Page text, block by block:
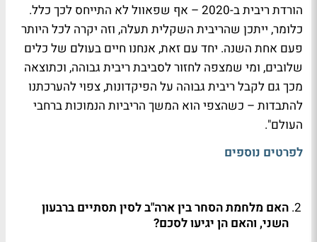
הורדת ריבית ב-2020 – אף שפאוול לא התייחס לכך כלל.
כלומר, ייתכן שהריבית השקלית תעלה, וזה יקרה לכל היותר
פעם אחת השנה. יחד עם זאת, אנחנו חיים בעולם של כלים
שלובים, ומי שמצפה לחזור לסביבת ריבית גבוהה, וכתוצאה
מכך גם לקבל ריבית גבוהה על הפיקדונות, צפוי להערכתנו
להתבדות – כשהצפי הוא המשך הריביות הנמוכות ברחבי
העולם".
לפרטים נוספים
האם מלחמת הסחר בין ארה"ב לסין תסתיים ברבעון
השני, והאם הן יגיעו לסכם?